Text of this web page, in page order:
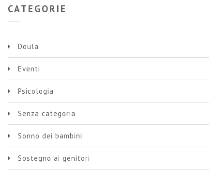
CATEGORIE
Doula
Eventi
Psicologia
Senza categoria
Sonno dei bambini
Sostegno ai genitori